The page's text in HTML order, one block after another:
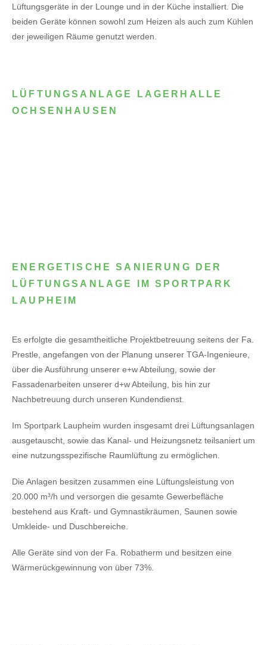
Lüftungsgeräte in der Lounge und in der Küche installiert. Die
beiden Geräte können sowohl zum Heizen als auch zum Kühlen
der jeweiligen Räume genutzt werden.
LÜFTUNGSANLAGE LAGERHALLE
OCHSENHAUSEN
ENERGETISCHE SANIERUNG DER
LÜFTUNGSANLAGE IM SPORTPARK
LAUPHEIM
Es erfolgte die gesamtheitliche Projektbetreuung seitens der Fa.
Prestle, angefangen von der Planung unserer TGA-Ingenieure,
über die Ausführung unserer e+w Abteilung, sowie der
Fassadenarbeiten unserer d+w Abteilung, bis hin zur
Nachbetreuung durch unseren Kundendienst.
Im Sportpark Laupheim wurden insgesamt drei Lüftungsanlagen
ausgetauscht, sowie das Kanal- und Heizungsnetz teilsaniert um
eine nutzungsspezifische Raumlüftung zu ermöglichen.
Die Anlagen besitzen zusammen eine Lüftungsleistung von
20.000 m³/h und versorgen die gesamte Gewerbefläche
bestehend aus Kraft- und Gymnastikräumen, Saunen sowie
Umkleide- und Duschbereiche.
Alle Geräte sind von der Fa. Robatherm und besitzen eine
Wärmerückgewinnung von über 73%.